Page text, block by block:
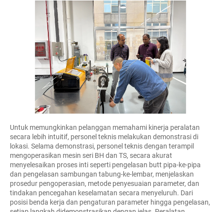
Untuk memungkinkan pelanggan memahami kinerja peralatan
secara lebih intuitif, personel teknis melakukan demonstrasi di
lokasi. Selama demonstrasi, personel teknis dengan terampil
mengoperasikan mesin seri BH dan TS, secara akurat
menyelesaikan proses inti seperti pengelasan butt pipa-ke-pipa
dan pengelasan sambungan tabung-ke-lembar, menjelaskan
prosedur pengoperasian, metode penyesuaian parameter, dan
tindakan pencegahan keselamatan secara menyeluruh. Dari
posisi benda kerja dan pengaturan parameter hingga pengelasan,